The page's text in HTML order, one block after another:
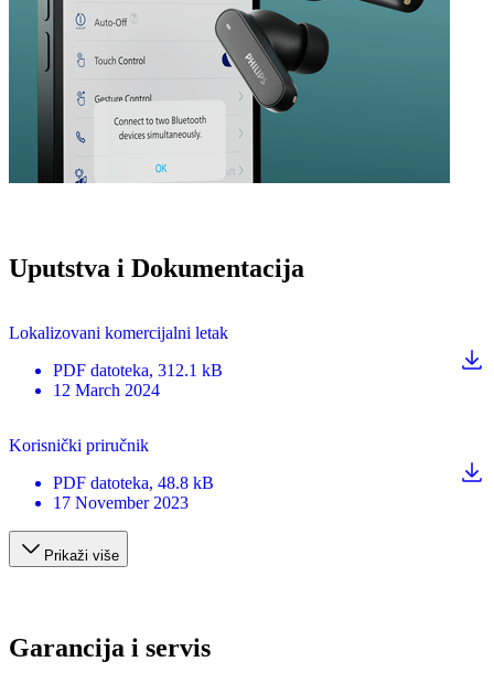
Uputstva i Dokumentacija
Lokalizovani komercijalni letak
PDF datoteka, 312.1 kB
12 March 2024
Korisnički priručnik
PDF datoteka, 48.8 kB
17 November 2023
Prikaži više
Garancija i servis